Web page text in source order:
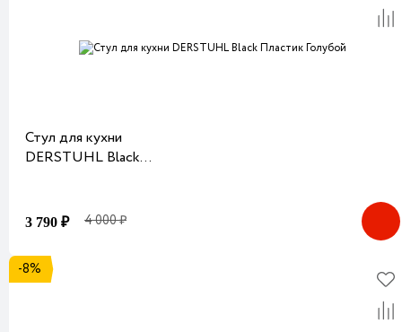
Стул для кухни
DERSTUHL Black
3 790 ₽ 4 000 ₽
-8%